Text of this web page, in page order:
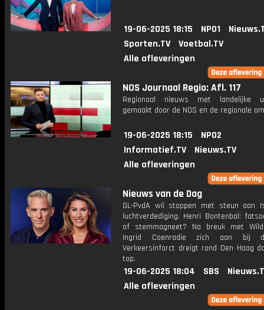
19-06-2025 18:15 NPO1
Sporten.TV
Voetbal.TV
Alle afleveringen
NOS Journaal Regio: Afl. 117
Regionaal nieuws met landelijke
gemaakt door de NOS en de regionale
19-06-2025 18:15
NPO2
Informatief.TV
Nieuws.TV
Alle afleveringen
Nieuws van de Dag
GL-PvdA wil stoppen met steun aan
luchtverdediging. Henri Bontenbal:
of stemmagneet? Na breuk met
Ingrid Coenradie zich aan bij
Verkeersinfarct dreigt rond Den Haag
top.
19-06-2025 18:04 SBS
Alle afleveringen